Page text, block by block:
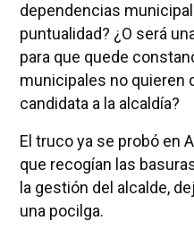
dependencias
puntualidad? ¿O será
para que quede
municipales no quieren
candidata a la alcaldía?
El truco ya se probó en
que recogían las
la gestión del alcalde,
una pocilga.